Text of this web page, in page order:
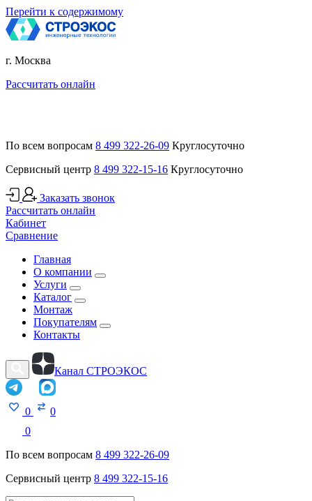
Перейти к содержимому
г. Москва
Рассчитать онлайн
По всем вопросам 8 499 322-26-09 Круглосуточно
Сервисный центр 8 499 322-15-16 Круглосуточно
Заказать звонок
Рассчитать онлайн
Кабинет
Сравнение
Главная
О компании
Услуги
Каталог
Монтаж
Покупателям
Контакты
Канал СТРОЭКОС
0
0
0
По всем вопросам 8 499 322-26-09
Сервисный центр 8 499 322-15-16